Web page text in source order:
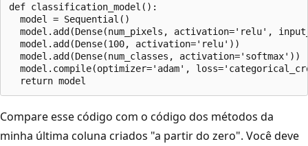
def classification_model():
model = Sequential()
model.add(Dense(num_pixels, activation='relu',
model.add(Dense(100, activation='relu'))
model.add(Dense(num_classes, activation='softmax'))
model.compile(optimizer='adam',
Compare esse código com o código dos métodos da
minha última coluna criados "a partir do zero". Você deve